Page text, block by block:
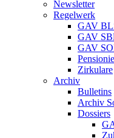
Newsletter
Regelwerk
GAV
GAV
GAV
Zirkulare
Archiv
Bulletins
Archiv
Dossiers